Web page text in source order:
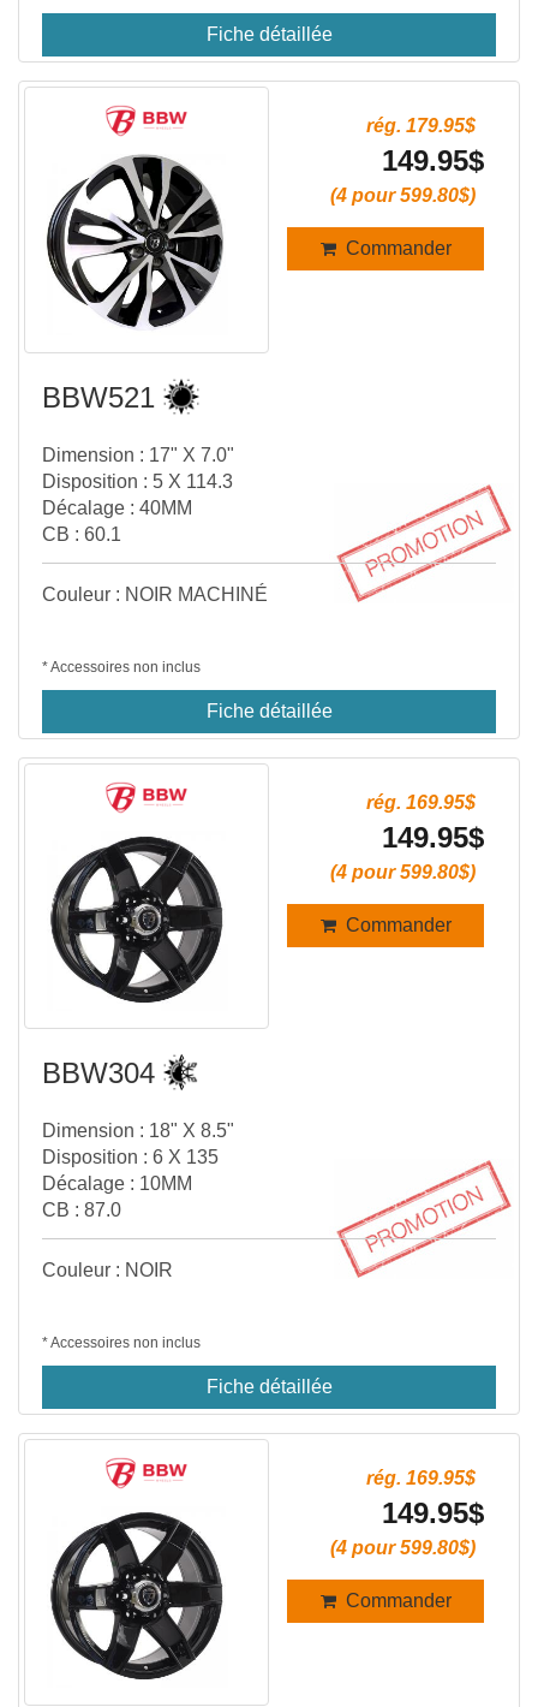
Fiche détaillée
rég. 179.95$
149.95$
(4 pour 599.80$)
Commander
BBW521
Dimension : 17" X 7.0"
Disposition : 5 X 114.3
Décalage : 40MM
CB : 60.1
Couleur : NOIR MACHINÉ
* Accessoires non inclus
Fiche détaillée
rég. 169.95$
149.95$
(4 pour 599.80$)
Commander
BBW304
Dimension : 18" X 8.5"
Disposition : 6 X 135
Décalage : 10MM
CB : 87.0
Couleur : NOIR
* Accessoires non inclus
Fiche détaillée
rég. 169.95$
149.95$
(4 pour 599.80$)
Commander